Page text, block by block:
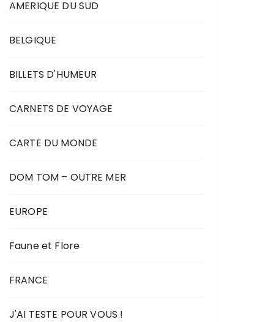
AMERIQUE DU SUD
BELGIQUE
BILLETS D'HUMEUR
CARNETS DE VOYAGE
CARTE DU MONDE
DOM TOM – OUTRE MER
EUROPE
Faune et Flore
FRANCE
J'AI TESTE POUR VOUS !